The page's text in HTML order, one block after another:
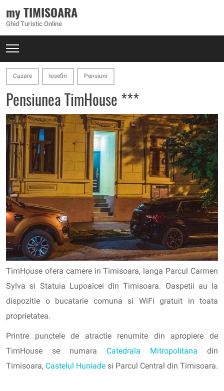
my TIMISOARA
Ghid Turistic Online
Cazare Iosefin Pensiuni
Pensiunea TimHouse ***
TimHouse ofera camere in Timisoara, langa Parcul Carmen
Sylva si Statuia Lupoaicei din Timisoara. Oaspetii au la
dispozitie o bucatarie comuna si WiFi gratuit in toata
proprietatea.
Printre punctele de atractie renumite din apropiere de
TimHouse se numara Catedrala Mitropolitana din
Timisoara, Castelul Huniade si Parcul Central din Timisoara.